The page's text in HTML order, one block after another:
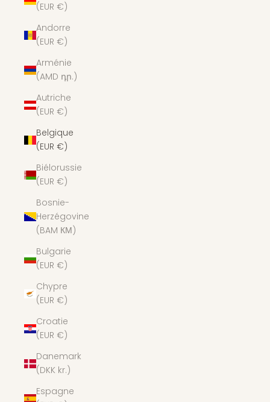
(EUR €)
Andorre
(EUR €)
Arménie
(AMD դր.)
Autriche
(EUR €)
Belgique
(EUR €)
Biélorussie
(EUR €)
Bosnie-
Herzégovine
(BAM КМ)
Bulgarie
(EUR €)
Chypre
(EUR €)
Croatie
(EUR €)
Danemark
(DKK kr.)
Espagne